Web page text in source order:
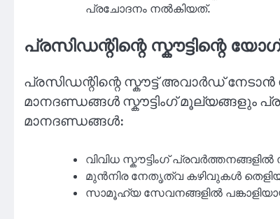
പ്രചോദനം നൽകിയത്.
പ്രസിഡന്റിന്റെ സ്കൗട്ടിന്റെ
പ്രസിഡന്റിന്റെ സ്കൗട്ട് അവാർഡ്
മാനദണ്ഡങ്ങൾ സ്കൗട്ടിംഗ്
മാനദണ്ഡങ്ങൾ:
വിവിധ സ്കൗട്ടിംഗ്
മുൻനിര നേതൃത്വ കഴിവുകൾ
സാമൂഹ്യ സേവനങ്ങളിൽ